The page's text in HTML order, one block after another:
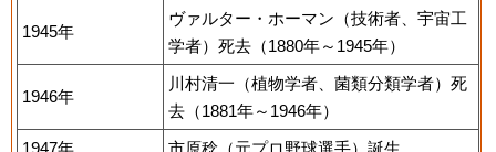
1945年
ヴァルター・ホーマン（技術者、宇宙工
学者）死去（1880年～1945年）
1946年
川村清一（植物学者、菌類分類学者）死
去（1881年～1946年）
1947年
市原稔（元プロ野球選手）誕生